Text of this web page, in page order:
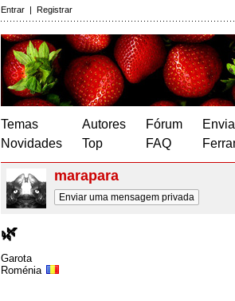
Entrar | Registrar
Temas
Novidades
Autores
Top
Fórum
FAQ
marapara
Enviar uma mensagem privada
🌿
Garota
Roménia